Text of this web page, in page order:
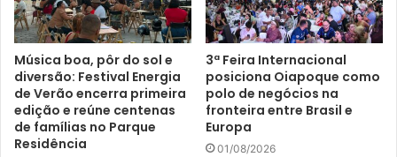
Música boa, pôr do sol e
diversão: Festival Energia
de Verão encerra primeira
edição e reúne centenas
de famílias no Parque
Residência
3ª Feira Internacional
posiciona Oiapoque como
polo de negócios na
fronteira entre Brasil e
Europa
01/08/2026